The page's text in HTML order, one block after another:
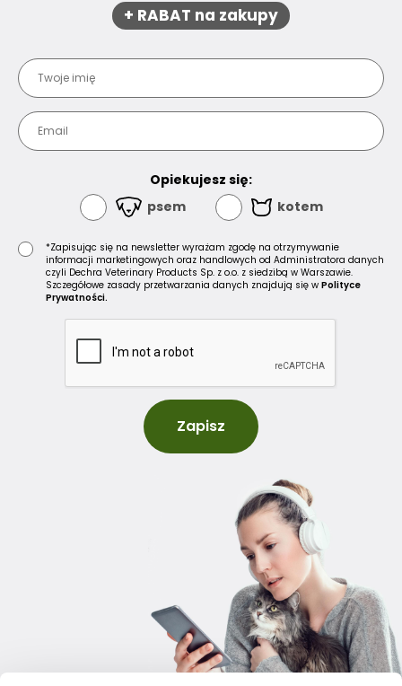
+ RABAT na zakupy
Opiekujesz się:
psem
kotem
*Zapisując się na newsletter wyrażam zgodę na otrzymywanie
informacji marketingowych oraz handlowych od Administratora danych
czyli Dechra Veterinary Products Sp. z o.o. z siedzibą w Warszawie.
Szczegółowe zasady przetwarzania danych znajdują się w Polityce
Prywatności.
Zapisz